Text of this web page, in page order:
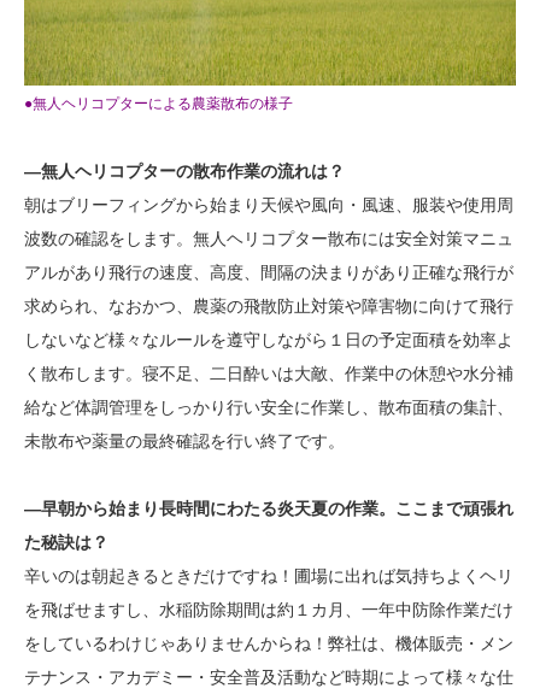
●無人ヘリコプターによる農薬散布の様子
―無人ヘリコプターの散布作業の流れは？
朝はブリーフィングから始まり天候や風向・風速、服装や使用周
波数の確認をします。無人ヘリコプター散布には安全対策マニュ
アルがあり飛行の速度、高度、間隔の決まりがあり正確な飛行が
求められ、なおかつ、農薬の飛散防止対策や障害物に向けて飛行
しないなど様々なルールを遵守しながら１日の予定面積を効率よ
く散布します。寝不足、二日酔いは大敵、作業中の休憩や水分補
給など体調管理をしっかり行い安全に作業し、散布面積の集計、
未散布や薬量の最終確認を行い終了です。
―早朝から始まり長時間にわたる炎天夏の作業。ここまで頑張れ
た秘訣は？
辛いのは朝起きるときだけですね！圃場に出れば気持ちよくヘリ
を飛ばせますし、水稲防除期間は約１カ月、一年中防除作業だけ
をしているわけじゃありませんからね！弊社は、機体販売・メン
テナンス・アカデミー・安全普及活動など時期によって様々な仕